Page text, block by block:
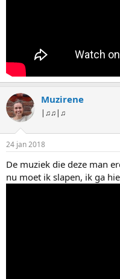
Muzirene
|♫♫|♫
24 jan 2018
De muziek die deze man
nu moet ik slapen, ik ga